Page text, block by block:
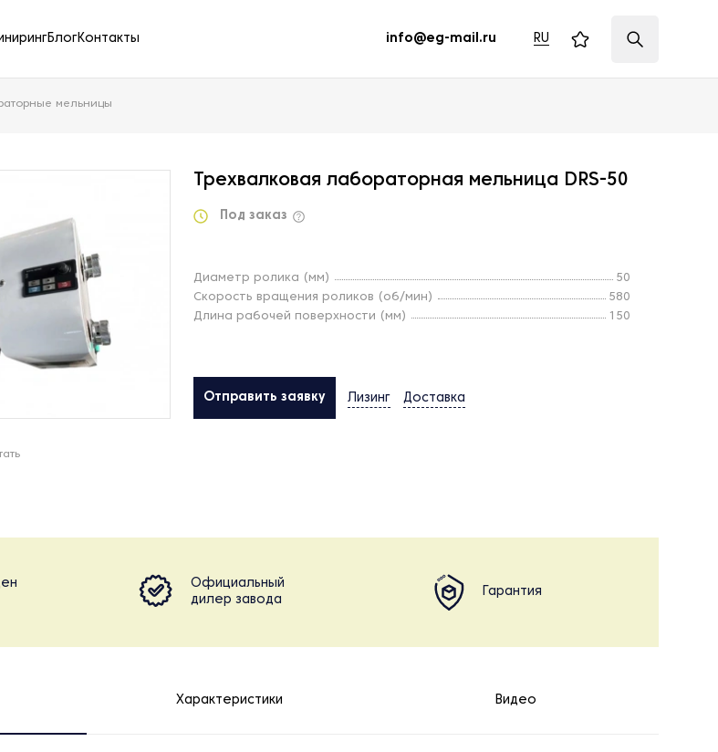
БлогКонтакты info@eg-mail.ru RU
мельницы
Трехвалковая лабораторная мельница DRS-50
Под заказ
Диаметр ролика (мм)
50
Скорость вращения роликов (об/мин)
580
Длина рабочей поверхности (мм)
150
Отправить заявку Лизинг Доставка
Официальный
дилер завода
Гарантия
Характеристики Видео